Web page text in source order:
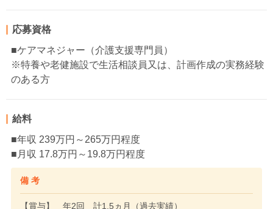
応募資格
■ケアマネジャー（介護支援専門員）
※特養や老健施設で生活相談員又は、計画作成の実務経験
のある方
給料
■年収 239万円～265万円程度
■月収 17.8万円～19.8万円程度
備 考
【賞与】 年2回 計1.5ヵ月（過去実績）